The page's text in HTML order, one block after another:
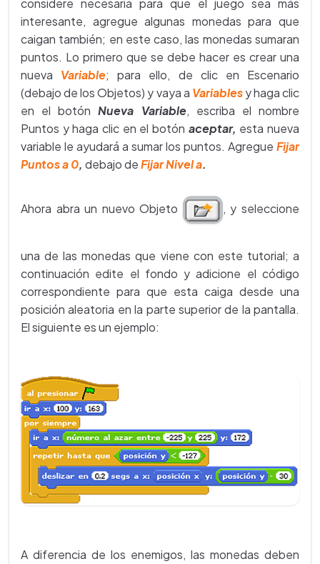
considere necesaria para que el juego sea más
interesante, agregue algunas monedas para que
caigan también; en este caso, las monedas sumaran
puntos. Lo primero que se debe hacer es crear una
nueva Variable; para ello, de clic en Escenario
(debajo de los Objetos) y vaya a Variablesy haga clic
en el botónNueva Variable, escriba el nombre
Puntos y haga clic en el botón aceptar, esta nueva
variable le ayudará a sumar los puntos. Agregue Fijar
Puntos a 0, debajo deFijar Nivel a.
Ahora abra un nuevo Objeto , y seleccione
una de las monedas que viene con este tutorial; a
continuación edite el fondo y adicione el código
correspondiente para que esta caiga desde una
posición aleatoria en la parte superior de la pantalla.
El siguiente es un ejemplo:
A diferencia de los enemigos, las monedas deben